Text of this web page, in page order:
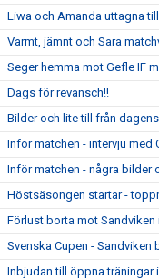
Liwa och Amanda uttagna
Varmt, jämnt och Sara
Seger hemma mot Gefle IF
Dags för revansch!!
Bilder och lite till från dagens
Inför matchen - intervju med
Inför matchen - några bilder
Höstsäsongen startar -
Förlust borta mot Sandviken
Svenska Cupen - Sandviken
Inbjudan till öppna träningar